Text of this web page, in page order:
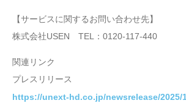
【サービスに関するお問い合わせ先】
株式会社USEN TEL：0120-117-440
関連リンク
プレスリリース
https://unext-hd.co.jp/newsrelease/2025/